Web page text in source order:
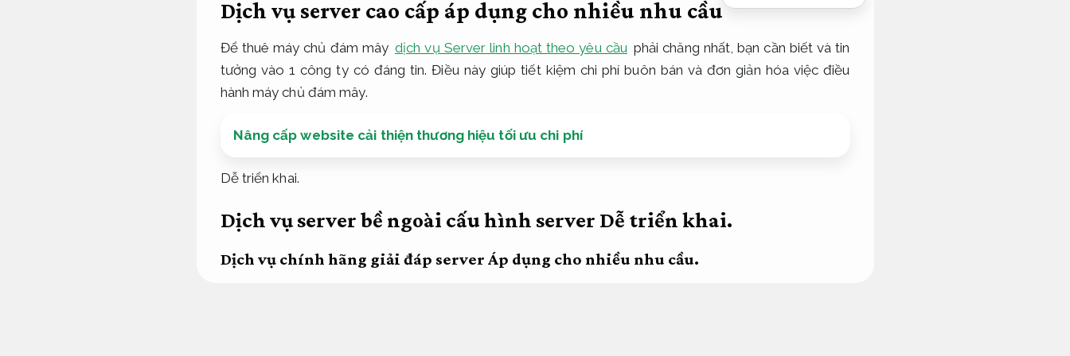
Dịch vụ server cao cấp áp dụng cho nhiều nhu cầu
Để thuê máy chủ đám mây dịch vụ Server linh hoạt theo yêu cầu phải chăng nhất, bạn cần biết và tin
tưởng vào 1 công ty có đáng tin. Điều này giúp tiết kiệm chi phí buôn bán và đơn giản hóa việc điều
hành máy chủ đám mây.
Nâng cấp website cải thiện thương hiệu tối ưu chi phí
Dễ triển khai.
Dịch vụ server bề ngoài cấu hình server Dễ triển khai.
Dịch vụ chính hãng giải đáp server Áp dụng cho nhiều nhu cầu.